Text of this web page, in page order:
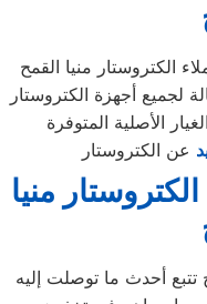
الكتروستار منيا القمح
أجهزة الكتروستار
عن الكتروستار
منيا
تتبع أحدث ما توصلت إليه